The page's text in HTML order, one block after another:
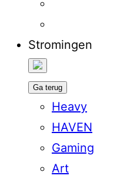
Stromingen
Ga terug
Heavy
HAVEN
Gaming
Art